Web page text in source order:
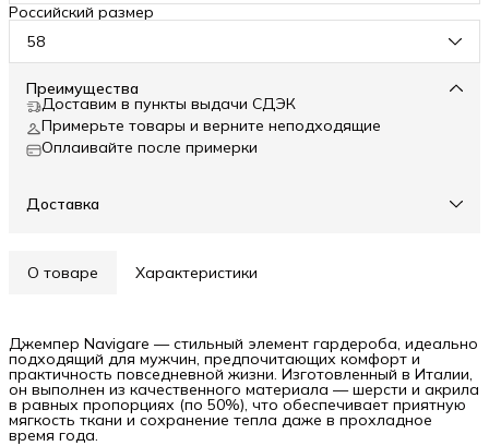
Российский размер
58
Преимущества
Доставим в пункты выдачи СДЭК
Примерьте товары и верните неподходящие
Оплаивайте после примерки
Доставка
О товаре Характеристики
Джемпер Navigare — стильный элемент гардероба, идеально
подходящий для мужчин, предпочитающих комфорт и
практичность повседневной жизни. Изготовленный в Италии,
он выполнен из качественного материала — шерсти и акрила
в равных пропорциях (по 50%), что обеспечивает приятную
мягкость ткани и сохранение тепла даже в прохладное
время года.